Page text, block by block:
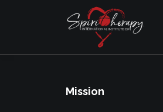
Mission